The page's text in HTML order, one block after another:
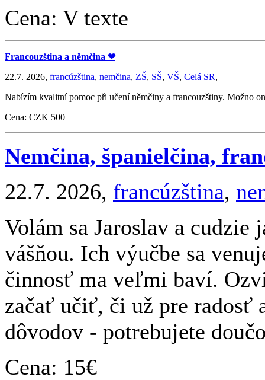
Cena: V texte
Francouzština a němčina ❤
22.7. 2026, francúzština, nemčina, ZŠ, SŠ, VŠ, Celá SR,
Nabízím kvalitní pomoc při učení němčiny a francouzštiny. Možno
Cena: CZK 500
Nemčina, španielčina,
22.7. 2026, francúzština,
Volám sa Jaroslav a
vášňou. Ich výučbe sa
činnosť ma veľmi baví.
začať učiť, či už pre radosť
dôvodov - potrebujete
Cena: 15€